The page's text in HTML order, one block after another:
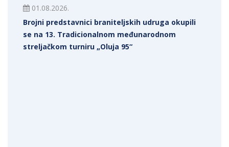
01.08.2026.
Brojni predstavnici braniteljskih udruga okupili
se na 13. Tradicionalnom međunarodnom
streljačkom turniru „Oluja 95“